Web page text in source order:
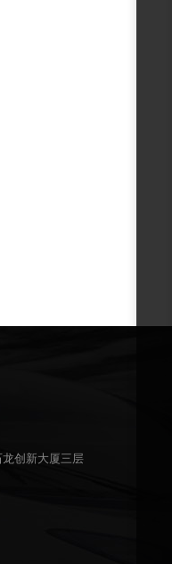
创新大厦三层